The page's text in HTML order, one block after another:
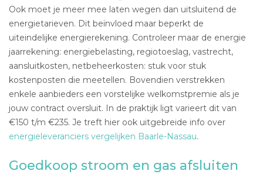
Ook moet je meer mee laten wegen dan uitsluitend de
energietarieven. Dit beïnvloed maar beperkt de
uiteindelijke energierekening. Controleer maar de energie
jaarrekening: energiebelasting, regiotoeslag, vastrecht,
aansluitkosten, netbeheerkosten: stuk voor stuk
kostenposten die meetellen. Bovendien verstrekken
enkele aanbieders een vorstelijke welkomstpremie als je
jouw contract oversluit. In de praktijk ligt varieert dit van
€150 t/m €235. Je treft hier ook uitgebreide info over
energieleveranciers vergelijken Baarle-Nassau.
Goedkoop stroom en gas afsluiten